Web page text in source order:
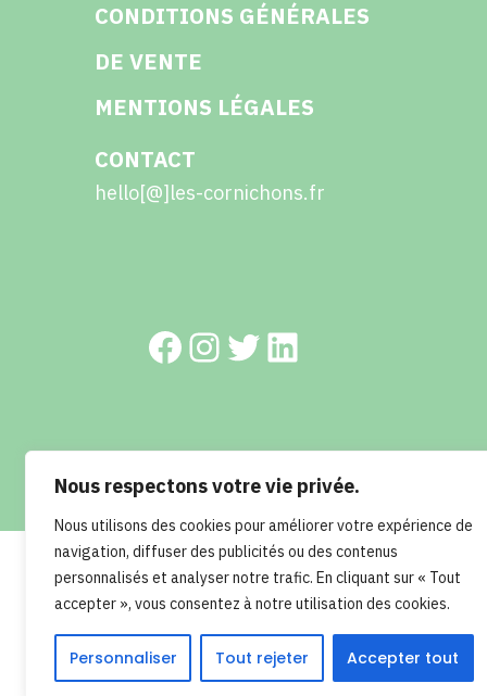
Nous respectons votre vie privée.
Nous utilisons des cookies pour améliorer votre expérience de
navigation, diffuser des publicités ou des contenus
personnalisés et analyser notre trafic. En cliquant sur « Tout
accepter », vous consentez à notre utilisation des cookies.
Personnaliser Tout rejeter Accepter tout
CONDITIONS GÉNÉRALES
DE VENTE
MENTIONS LÉGALES
CONTACT
hello[@]les-cornichons.fr
Facebook
Instagram
TwitterLinkedIn
© 2023 Les cornichons - Réalisation : RETROKUBE